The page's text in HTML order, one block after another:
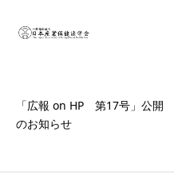
「広報 on HP 第17号」公開
のお知らせ